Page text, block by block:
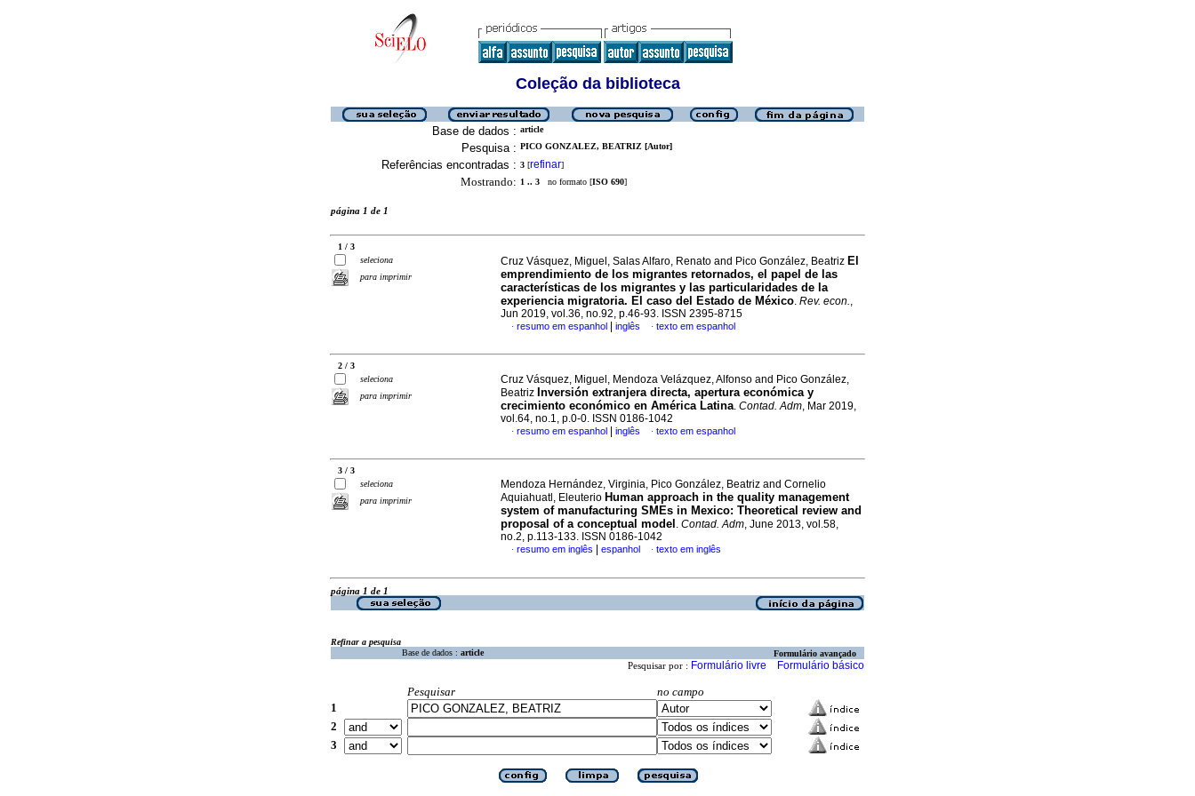
Coleção da biblioteca
Base de dados : article
Pesquisa : PICO GONZALEZ, BEATRIZ [Autor]
Referências encontradas : 3 [refinar]
Mostrando: 1 .. 3 no formato [ISO 690]
página 1 de 1
1 / 3
seleciona
para imprimir
Cruz Vásquez, Miguel, Salas Alfaro, Renato and Pico González, Beatriz El
emprendimiento de los migrantes retornados, el papel de las
características de los migrantes y las particularidades de la
experiencia migratoria. El caso del Estado de México. Rev. econ.,
Jun 2019, vol.36, no.92, p.46-93. ISSN 2395-8715
· resumo em espanhol inglês · texto em espanhol
2 / 3
seleciona
para imprimir
Cruz Vásquez, Miguel, Mendoza Velázquez, Alfonso and Pico González,
Beatriz Inversión extranjera directa, apertura económica y
crecimiento económico en América Latina. Contad. Adm, Mar 2019,
vol.64, no.1, p.0-0. ISSN 0186-1042
· resumo em espanhol inglês · texto em espanhol
3 / 3
seleciona
para imprimir
Mendoza Hernández, Virginia, Pico González, Beatriz and Cornelio
Aquiahuatl, Eleuterio Human approach in the quality management
system of manufacturing SMEs in Mexico: Theoretical review and
proposal of a conceptual model . Contad. Adm, June 2013, vol.58,
no.2, p.113-133. ISSN 0186-1042
· resumo em inglês espanhol · texto em inglês
página 1 de 1
Refinar a pesquisa
Base de dados : article Formulário avançado
Pesquisar por : Formulário livre Formulário básico
Pesquisar
no campo
1
2
3